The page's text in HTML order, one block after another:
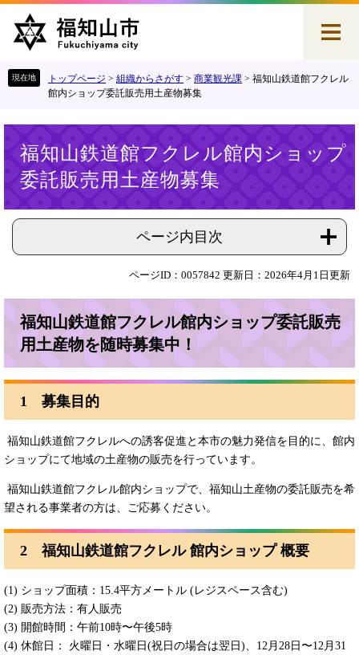
す
し
トップページ > 組織からさがす > 商業観光課 > 福知山鉄道館フクレル
館内ショップ委託販売用土産物募集
福知山鉄道館フクレル館内ショップ
委託販売用土産物募集
ページ内目次
ページID：0057842 更新日：2026年4月1日更新
福知山鉄道館フクレル館内ショップ委託販売
用土産物を随時募集中！
1 募集目的
福知山鉄道館フクレルへの誘客促進と本市の魅力発信を目的に、館内
ショップにて地域の土産物の販売を行っています。
福知山鉄道館フクレル館内ショップで、福知山土産物の委託販売を希
望される事業者の方は、ご応募ください。
2 福知山鉄道館フクレル 館内ショップ 概要
(1) ショップ面積：15.4平方メートル (レジスペース含む)
(2) 販売方法：有人販売
(3) 開館時間：午前10時〜午後5時
(4) 休館日： 火曜日・水曜日(祝日の場合は翌日)、12月28日〜12月31